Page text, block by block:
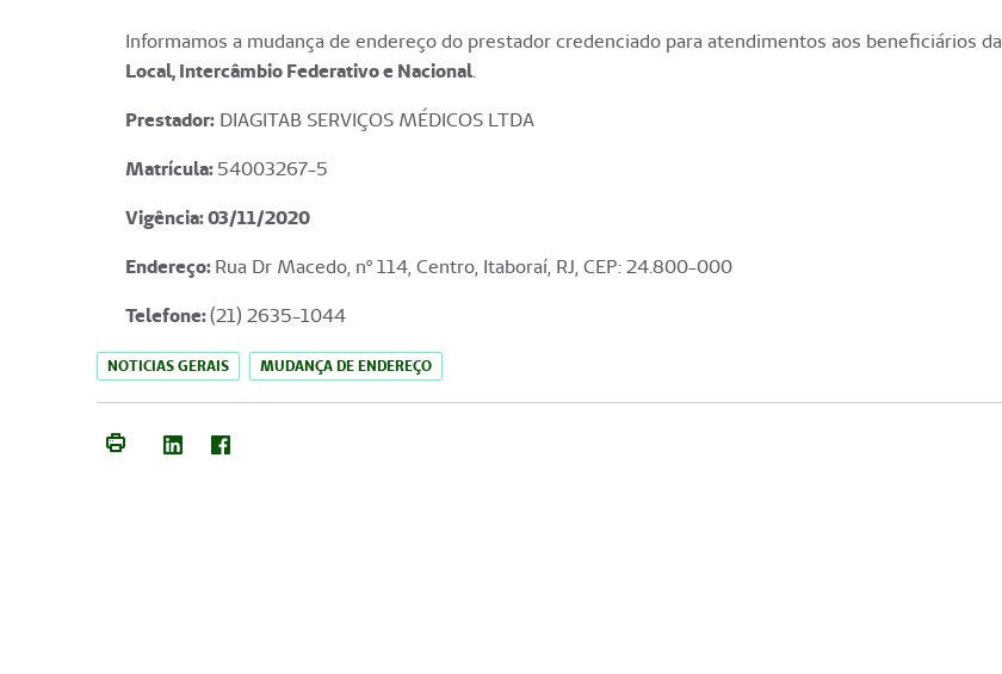
Informamos a mudança de endereço do prestador credenciado para atendimentos aos beneficiários da
Local, Intercâmbio Federativo e Nacional.
Prestador: DIAGITAB SERVIÇOS MÉDICOS LTDA
Matrícula:54003267-5
Vigência: 03/11/2020
Endereço:Rua Dr Macedo, nº 114, Centro, Itaboraí, RJ, CEP: 24.800-000
Telefone:(21) 2635-1044
NOTICIAS GERAIS MUDANÇA DE ENDEREÇO